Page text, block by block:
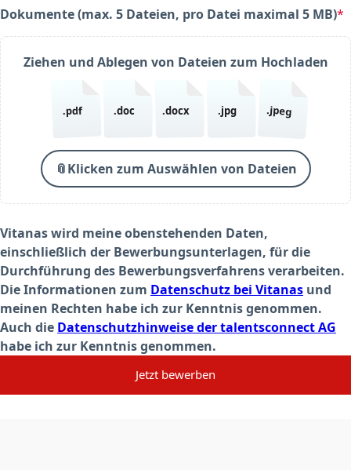
Dokumente (max. 5 Dateien, pro Datei maximal 5 MB)*
(required)
Ziehen und Ablegen von Dateien zum Hochladen
.pdf .doc .docx .jpg .jpeg
📎Klicken zum Auswählen von Dateien
Vitanas wird meine obenstehenden Daten,
einschließlich der Bewerbungsunterlagen, für die
Durchführung des Bewerbungsverfahrens verarbeiten.
Die Informationen zum Datenschutz bei Vitanas und
meinen Rechten habe ich zur Kenntnis genommen.
Auch die Datenschutzhinweise der talentsconnect AG
habe ich zur Kenntnis genommen.
Jetzt bewerben